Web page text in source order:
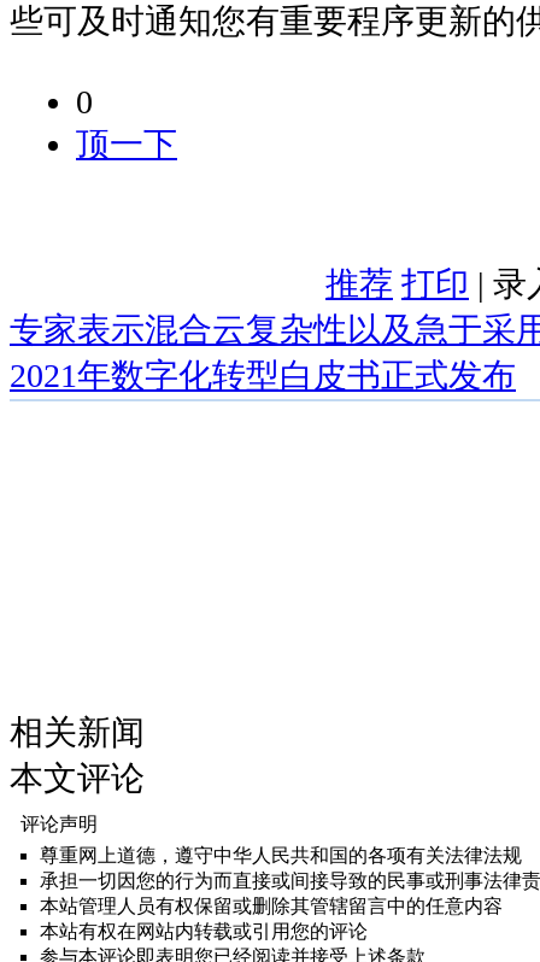
些可及时通知您有重要程序更新的
0
顶一下
推荐 打印 | 录
专家表示混合云复杂性以及急于采
2021年数字化转型白皮书正式发布
相关新闻
本文评论
评论声明
尊重网上道德，遵守中华人民共和国的各项有关法律法规
承担一切因您的行为而直接或间接导致的民事或刑事法律
本站管理人员有权保留或删除其管辖留言中的任意内容
本站有权在网站内转载或引用您的评论
参与本评论即表明您已经阅读并接受上述条款